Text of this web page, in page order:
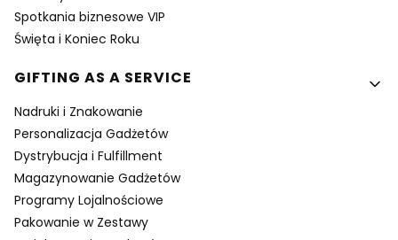
Spotkania biznesowe VIP
Święta i Koniec Roku
GIFTING AS A SERVICE
Nadruki i Znakowanie
Personalizacja Gadżetów
Dystrybucja i Fulfillment
Magazynowanie Gadżetów
Programy Lojalnościowe
Pakowanie w Zestawy